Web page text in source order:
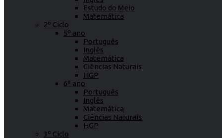
Estudo do Meio
Matemática
2º Ciclo
5º ano
Português
Inglês
Matemática
Ciências Naturais
HGP
6º ano
Português
Inglês
Matemática
Ciências Naturais
HGP
3º Ciclo